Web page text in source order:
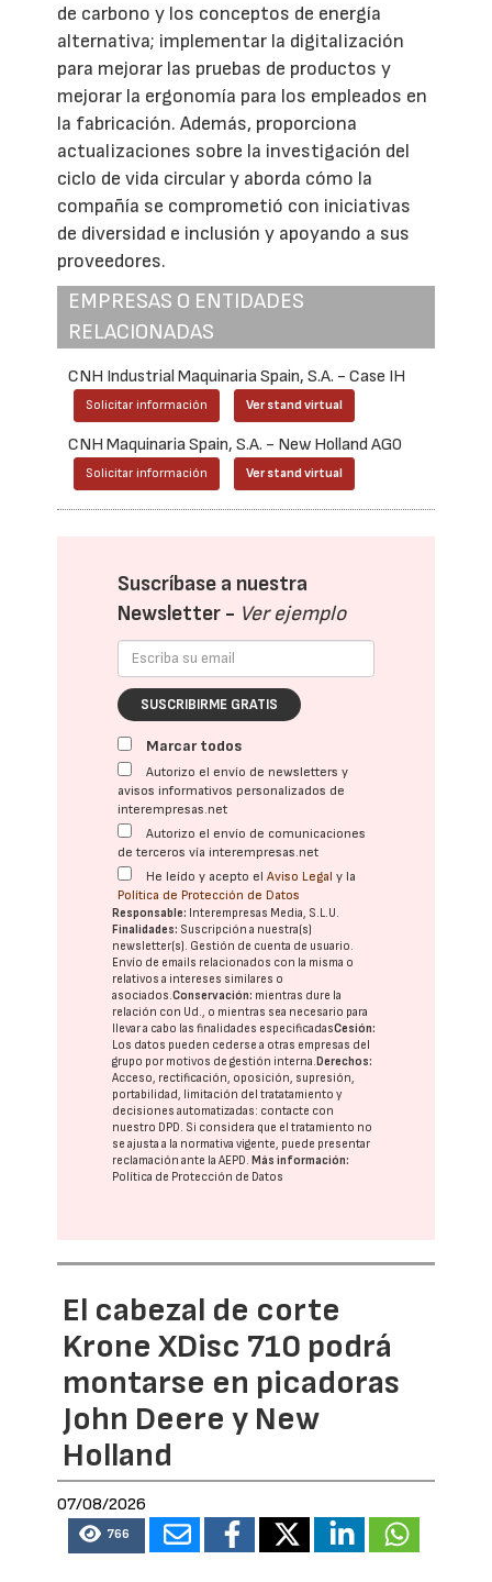
de carbono y los conceptos de energía
alternativa; implementar la digitalización
para mejorar las pruebas de productos y
mejorar la ergonomía para los empleados en
la fabricación. Además, proporciona
actualizaciones sobre la investigación del
ciclo de vida circular y aborda cómo la
compañía se comprometió con iniciativas
de diversidad e inclusión y apoyando a sus
proveedores.
EMPRESAS O ENTIDADES
RELACIONADAS
CNH Industrial Maquinaria Spain, S.A. - Case IH
Solicitar información Ver stand virtual
CNH Maquinaria Spain, S.A. - New Holland AG0
Solicitar información Ver stand virtual
Suscríbase a nuestra
Newsletter - Ver ejemplo
SUSCRIBIRME GRATIS
Marcar todos
Autorizo el envío de newsletters y
avisos informativos personalizados de
interempresas.net
Autorizo el envío de comunicaciones
de terceros vía interempresas.net
He leído y acepto elAviso Legal y la
Política de Protección de Datos
Responsable: Interempresas Media, S.L.U.
Finalidades: Suscripción a nuestra(s)
newsletter(s). Gestión de cuenta de usuario.
Envío de emails relacionados con la misma o
relativos a intereses similares o
asociados.Conservación: mientras dure la
relación con Ud., o mientras sea necesario para
llevar a cabo las finalidades especificadasCesión:
Los datos pueden cederse a otras empresas del
grupo por motivos de gestión interna.Derechos:
Acceso, rectificación, oposición, supresión,
portabilidad, limitación del tratatamiento y
decisiones automatizadas: contacte con
nuestro DPD. Si considera que el tratamiento no
se ajusta a la normativa vigente, puede presentar
reclamación ante laAEPD.Más información:
Política de Protección de Datos
El cabezal de corte
Krone XDisc 710 podrá
montarse en picadoras
John Deere y New
Holland
07/08/2026
766